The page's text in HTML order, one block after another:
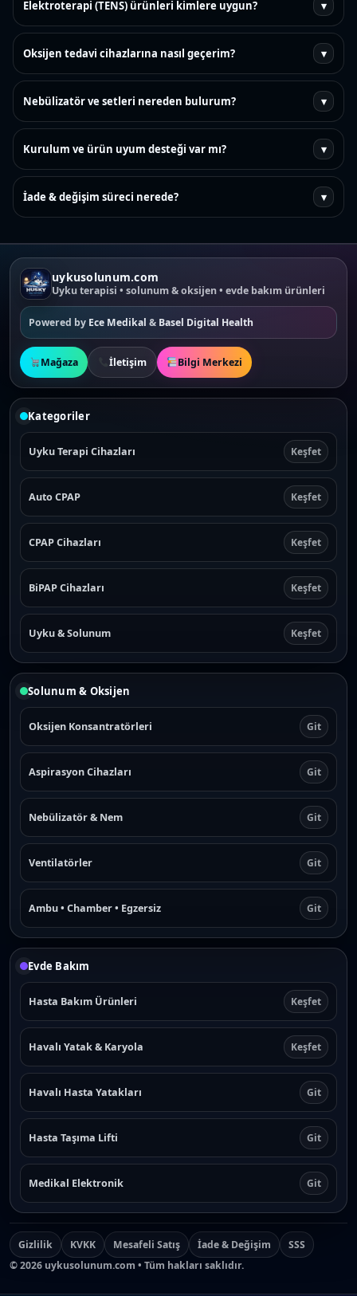
Elektroterapi (TENS) ürünleri kimlere uygun? ▾
Oksijen tedavi cihazlarına nasıl geçerim? ▾
Nebülizatör ve setleri nereden bulurum? ▾
Kurulum ve ürün uyum desteği var mı? ▾
İade & değişim süreci nerede? ▾
uykusolunum.com
Uyku terapisi • solunum & oksijen • evde bakım ürünleri
Powered by Ece Medikal & Basel Digital Health
Mağaza İletişim Bilgi Merkezi
Kategoriler
Uyku Terapi Cihazları Keşfet
Auto CPAP Keşfet
CPAP Cihazları Keşfet
BiPAP Cihazları Keşfet
Uyku & Solunum Keşfet
Solunum & Oksijen
Oksijen Konsantratörleri Git
Aspirasyon Cihazları Git
Nebülizatör & Nem Git
Ventilatörler Git
Ambu • Chamber • Egzersiz Git
Evde Bakım
Hasta Bakım Ürünleri Keşfet
Havalı Yatak & Karyola Keşfet
Havalı Hasta Yatakları Git
Hasta Taşıma Lifti Git
Medikal Elektronik Git
Gizlilik KVKK Mesafeli Satış İade & Değişim
SSS
©2026 uykusolunum.com • Tüm hakları saklıdır.